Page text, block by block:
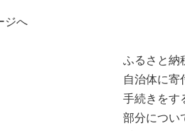
ジへ
ふるさと納
自治体に寄
手続きをす
部分につい